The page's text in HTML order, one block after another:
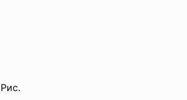
Рис.